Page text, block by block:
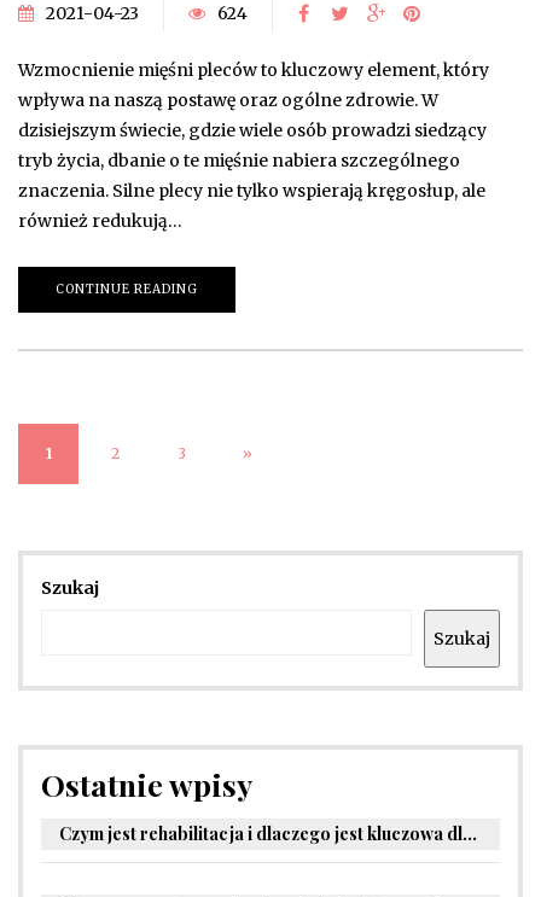
2021-04-23 624
Wzmocnienie mięśni pleców to kluczowy element, który
wpływa na naszą postawę oraz ogólne zdrowie. W
dzisiejszym świecie, gdzie wiele osób prowadzi siedzący
tryb życia, dbanie o te mięśnie nabiera szczególnego
znaczenia. Silne plecy nie tylko wspierają kręgosłup, ale
również redukują…
CONTINUE READING
1 2 3 »
Szukaj
Szukaj
Ostatnie wpisy
Czym jest rehabilitacja i dlaczego jest kluczowa dla powrotu do zdrowia?